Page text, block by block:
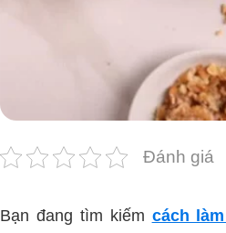
Đánh giá
Bạn đang tìm kiếm cách